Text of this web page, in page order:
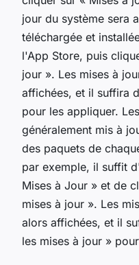
jour du système sera
téléchargée et
l'App Store, puis
jour ». Les mises à
affichées, et il suffira
pour les appliquer.
généralement mis à
des paquets de
par exemple, il suffit
Mises à Jour » et de
mises à jour ». Les
alors affichées, et il
les mises à jour »